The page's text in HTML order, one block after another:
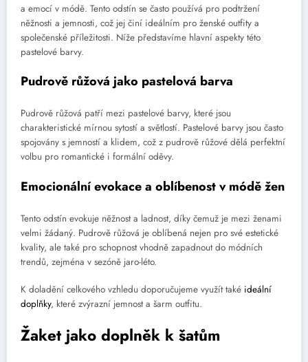
a emocí v módě. Tento odstín se často používá pro podtržení
něžnosti a jemnosti, což jej činí ideálním pro ženské outfity a
společenské příležitosti. Níže představíme hlavní aspekty této
pastelové barvy.
Pudrově růžová jako pastelová barva
Pudrově růžová patří mezi pastelové barvy, které jsou
charakteristické mírnou sytostí a světlostí. Pastelové barvy jsou často
spojovány s jemností a klidem, což z pudrově růžové dělá perfektní
volbu pro romantické i formální oděvy.
Emocionální evokace a oblíbenost v módě žen
Tento odstín evokuje něžnost a ladnost, díky čemuž je mezi ženami
velmi žádaný. Pudrově růžová je oblíbená nejen pro své estetické
kvality, ale také pro schopnost vhodně zapadnout do módních
trendů, zejména v sezóně jaro-léto.
K doladění celkového vzhledu doporučujeme využít také ideální
doplňky, které zvýrazní jemnost a šarm outfitu.
Žaket jako doplněk k šatům